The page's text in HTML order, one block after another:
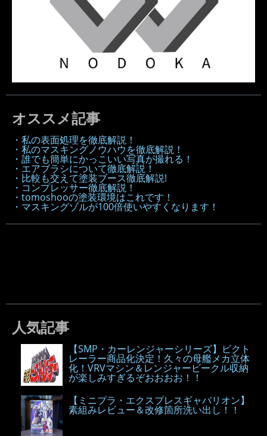
オススメ記事
・私の表面処理を徹底解説！
・私のマスキングノウハウを徹底解説！
・誰でも簡単にかっこいい写真が撮れる！
・エアブラシについて徹底解説！
・比較も交えて塗装ブース徹底解説!
・コンプレッサー徹底解説！
・tomoshooの塗装環境はこれです！
・マスキングゾルが100倍使いやすくなります！
人気記事
【SMP・カーレンジャーシリーズ】ビクト
レーラー商品化決定！久々の母艦メカ立体
化！VRVマシン＆レンジャービークル収納
が楽しみすぎるぞおおおお！！
【ミニプラ・エクスプレスギャバリオン】
素組みレビュー＆改修箇所洗い出し！！